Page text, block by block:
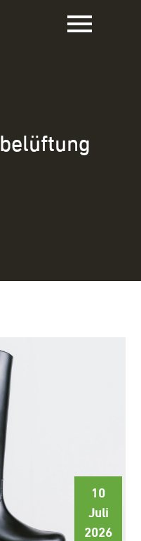
belüftung
10
Juli
2026